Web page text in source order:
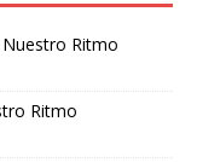
Ritmo
Ritmo